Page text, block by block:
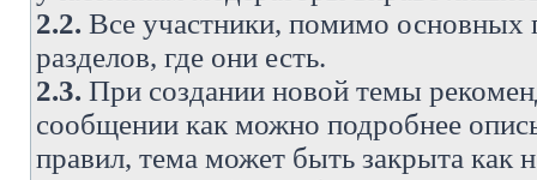
2.2. Все участники, помимо основных
разделов, где они есть.
2.3. При создании новой темы
сообщении как можно подробнее
правил, тема может быть закрыта как